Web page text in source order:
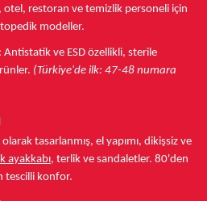
otel, restoran ve temizlik personeli için
modeller.
: Antistatik ve ESD özellikli, sterile
(Türkiye'de ilk: 47-48 numara
tasarlanmış, el yapımı, dikişsiz ve
ayakkabı, terlik ve sandaletler. 80'den
tescilli konfor.